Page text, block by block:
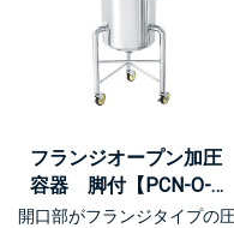
フランジオープン加圧
容器 脚付【PCN-O-
L】
開口部がフランジタイプの